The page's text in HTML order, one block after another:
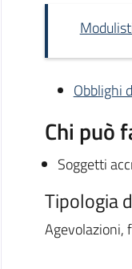
Obblighi
Chi può
Soggetti
Tipologia
Agevolazioni,